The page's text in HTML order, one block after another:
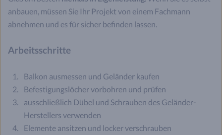
anbauen, müssen Sie Ihr Projekt von einem Fachmann
abnehmen und es für sicher befinden lassen.
Arbeitsschritte
Balkon ausmessen und Geländer kaufen
Befestigungslöcher vorbohren und prüfen
ausschließlich Dübel und Schrauben des Geländer-
Herstellers verwenden
Elemente ansitzen und locker verschrauben